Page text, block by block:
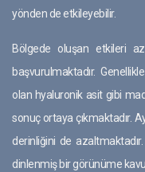
yönden de etkileyebilir.
Bölgede oluşan etkileri
başvurulmaktadır.
olan hyaluronik asit gibi
sonuç ortaya çıkmaktadır.
derinliğini de
dinlenmiş bir görünüme